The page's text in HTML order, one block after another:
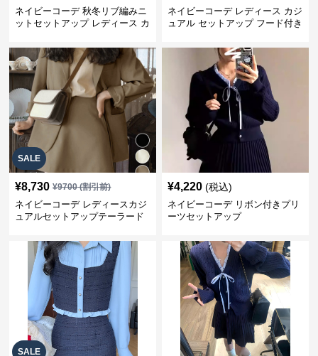
ネイビーコーデ 秋冬リブ編みニ
ットセットアップ レディース カ
ネイビーコーデ レディース カジ
ュアル セットアップ フード付き
SALE
¥8,730 ¥9700(割引前)
ネイビーコーデ レディースカジ
ュアルセットアップテーラード
¥4,220 (税込)
ネイビーコーデ リボン付きプリ
ーツセットアップ
SALE